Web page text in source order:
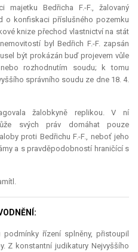
Bedřicha F.-F., žalovaný
o konfiskaci příslušného pozemku
knize přechod vlastnictví na stát
byl Bedřich F.-F. zapsán
být prokázán buď projevem vůle
rozhodnutím soudu; k tomu
správního soudu ze dne 18. 4.
žalobkyně replikou. V ní
svých práv domáhat pouze
proti Bedřichu F.-F., neboť jeho
a s pravděpodobností hraničící s
řízení splněny, přistoupil
Z konstantní judikatury Nejvyššího